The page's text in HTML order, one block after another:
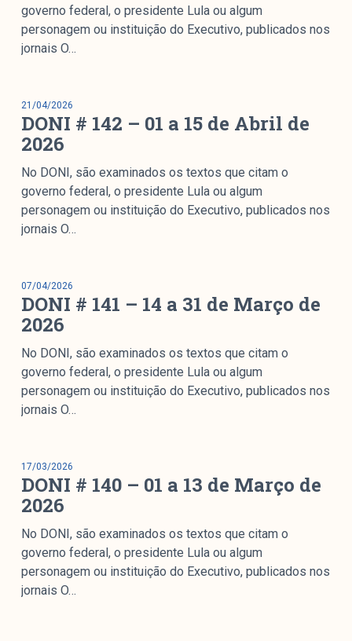
governo federal, o presidente Lula ou algum
personagem ou instituição do Executivo, publicados nos
jornais O…
21/04/2026
DONI # 142 – 01 a 15 de Abril de
2026
No DONI, são examinados os textos que citam o
governo federal, o presidente Lula ou algum
personagem ou instituição do Executivo, publicados nos
jornais O…
07/04/2026
DONI # 141 – 14 a 31 de Março de
2026
No DONI, são examinados os textos que citam o
governo federal, o presidente Lula ou algum
personagem ou instituição do Executivo, publicados nos
jornais O…
17/03/2026
DONI # 140 – 01 a 13 de Março de
2026
No DONI, são examinados os textos que citam o
governo federal, o presidente Lula ou algum
personagem ou instituição do Executivo, publicados nos
jornais O…